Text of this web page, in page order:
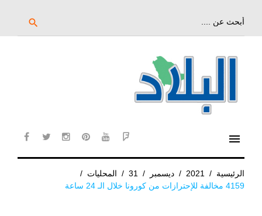
search
menu
الرئيسية /
2021
/ ديسمبر /
31
/ المحليات /
4159 مخالفة للإحترازات من كورونا خلال الـ 24 ساعة